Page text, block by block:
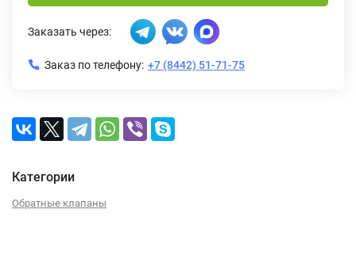
Заказать через:
Заказ по телефону: +7 (8442) 51-71-75
Категории
Обратные клапаны